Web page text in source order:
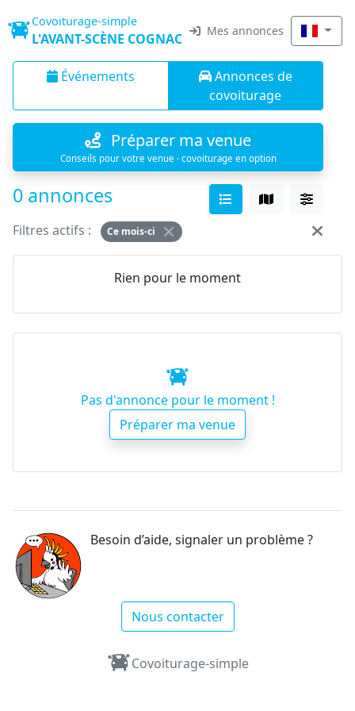
Covoiturage-simple
L'AVANT-SCÈNE COGNAC Mes annonces
Événements
Annonces de
covoiturage
Préparer ma venue
Conseils pour votre venue · covoiturage en option
0 annonces
Filtres actifs : Ce mois-ci
Rien pour le moment
Pas d'annonce pour le moment !
Préparer ma venue
Besoin d’aide, signaler un problème ?
Nous contacter
Covoiturage-simple